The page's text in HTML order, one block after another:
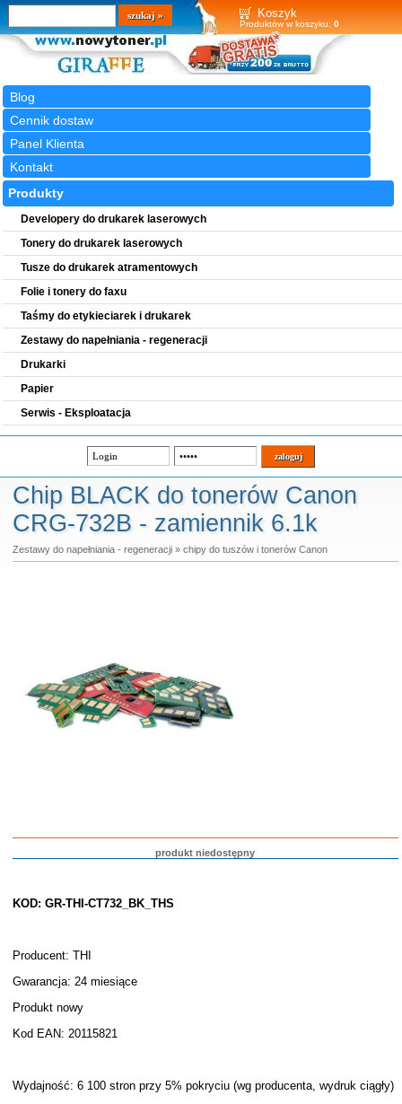
Koszyk
Produktów w koszyku: 0
Blog
Cennik dostaw
Panel Klienta
Kontakt
Wyszukiwarka
szukaj
Produkty
Developery do drukarek laserowych
Tonery do drukarek laserowych
Tusze do drukarek atramentowych
Folie i tonery do faxu
Taśmy do etykieciarek i drukarek
Zestawy do napełniania - regeneracji
Drukarki
Papier
Serwis - Eksploatacja
Chip BLACK do tonerów Canon
CRG-732B - zamiennik 6.1k
Zestawy do napełniania - regeneracji» chipy do tuszów i tonerów Canon
produkt niedostępny
KOD: GR-THI-CT732_BK_THS
Producent: THI
Gwarancja: 24 miesiące
Produkt nowy
Kod EAN: 20115821
Wydajność: 6 100 stron przy 5% pokryciu (wg producenta, wydruk ciągły)